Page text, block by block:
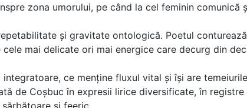
zona umorului, pe când la cel feminin comunică
şi gravitate ontologică. Poetul
mai delicate ori mai energice care decurg din
ce menține fluxul vital şi îşi are
de Coșbuc în expresii lirice diversificate, în